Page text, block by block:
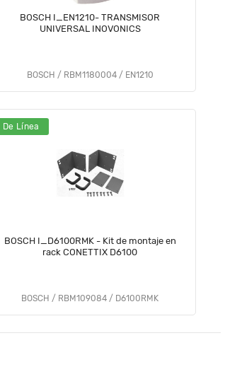
BOSCH I_EN1210- TRANSMISOR
UNIVERSAL INOVONICS
BOSCH / RBM1180004 / EN1210
De Línea
BOSCH I_D6100RMK - Kit de montaje en
rack CONETTIX D6100
BOSCH / RBM109084 / D6100RMK